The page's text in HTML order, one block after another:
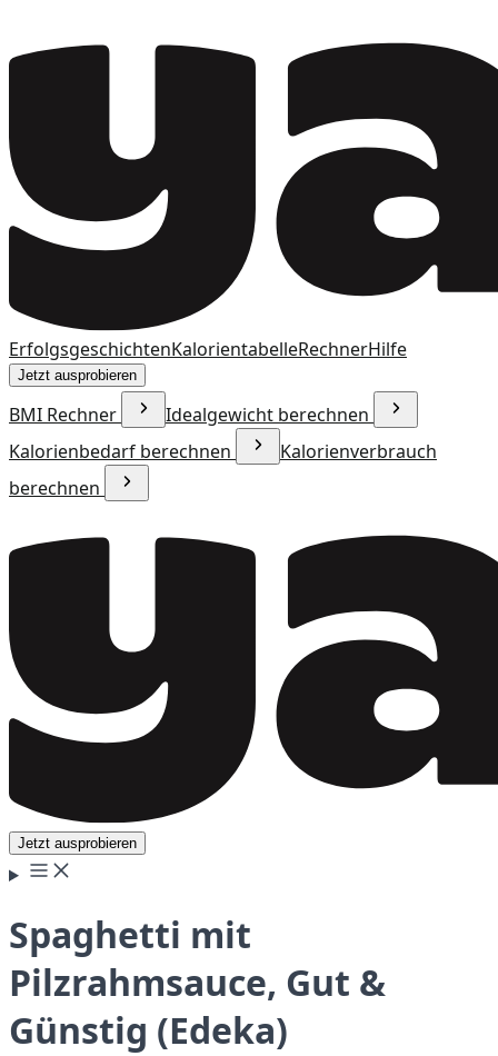
ErfolgsgeschichtenKalorientabelleRechnerHilfe
Jetzt ausprobieren
BMI Rechner
Idealgewicht berechnen
Kalorienbedarf berechnen
Kalorienverbrauch
berechnen
Jetzt ausprobieren
Spaghetti mit
Pilzrahmsauce, Gut &
Günstig (Edeka)